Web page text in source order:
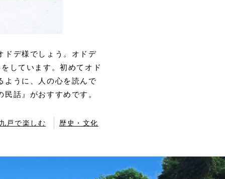
ドデ様でしょう。オドデ
しています。初めてオド
ように、人の心を読んで
話』がおすすめです。
戸で楽しむ 歴史・文化